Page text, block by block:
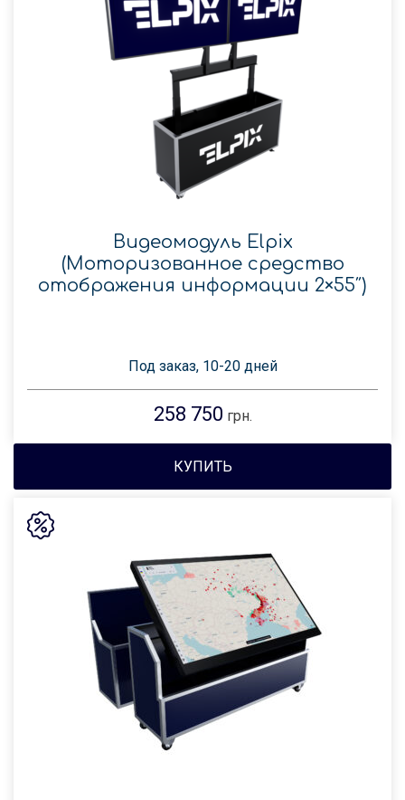
Видеомодуль Elpix
(Моторизованное средство
отображения информации 2×55″)
Под заказ, 10-20 дней
258 750 грн.
КУПИТЬ